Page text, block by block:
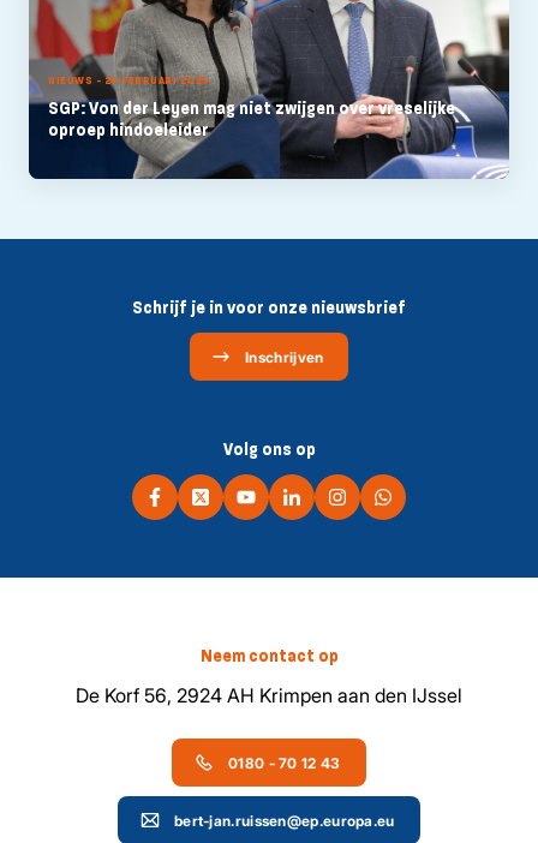
NIEUWS - 25 FEBRUARI 2025
SGP: Von der Leyen mag niet zwijgen over vreselijke
oproep hindoeleider
Schrijf je in voor onze nieuwsbrief
Inschrijven
Volg ons op
Neem contact op
De Korf 56, 2924 AH Krimpen aan den IJssel
0180 - 70 12 43
bert-jan.ruissen@ep.europa.eu